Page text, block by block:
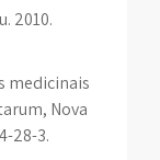
2010.
medicinais
Nova
28-3.